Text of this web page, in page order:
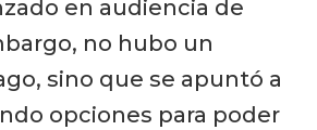
en audiencia de
no hubo un
sino que se apuntó a
opciones para poder